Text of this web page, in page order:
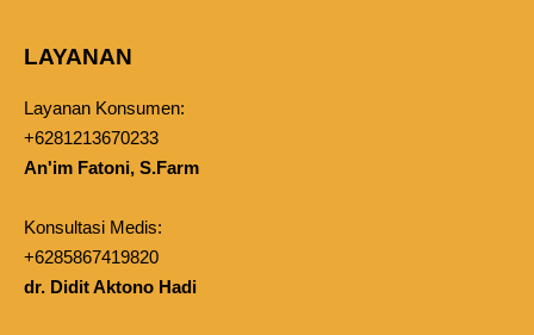
LAYANAN
Layanan Konsumen:
+6281213670233
An'im Fatoni, S.Farm
Konsultasi Medis:
+6285867419820
dr. Didit Aktono Hadi